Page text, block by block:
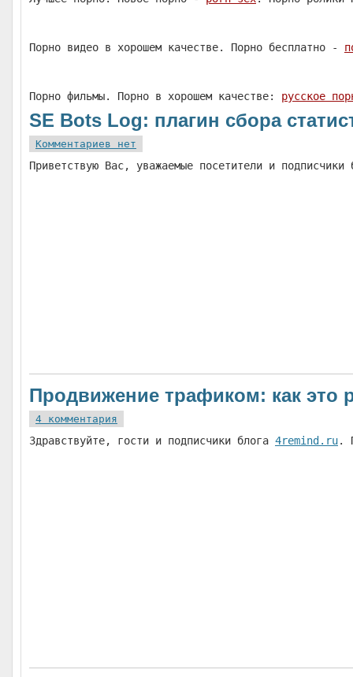
Порно видео в хорошем качестве. Порно бесплатно -
Порно фильмы. Порно в хорошем качестве: русское
SE Bots Log: плагин сбора
Комментариев нет
Приветствую Вас, уважаемые посетители и
Продвижение трафиком: как это
4 комментария
Здравствуйте, гости и подписчики блога 4remind.ru.